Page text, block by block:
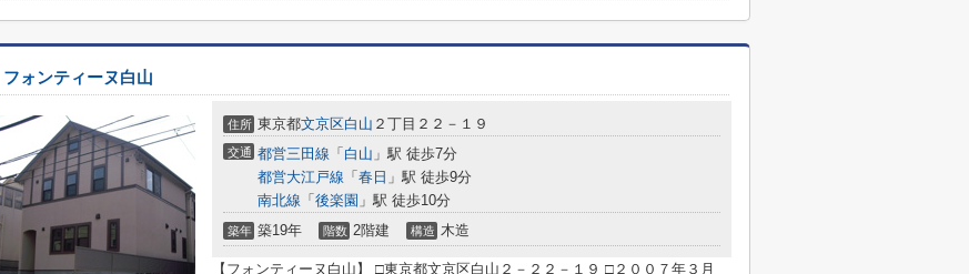
フォンティーヌ白山
住所 東京都文京区白山 ２丁目２２－１９
交通 都営三田線 「 白山 」駅 徒歩7分
都営大江戸線 「 春日 」駅 徒歩9分
南北線 「 後楽園 」駅 徒歩10分
築年 築19年 階数 2階建 構造 木造
【フォンティーヌ白山】 □東京都文京区白山２－２２－１９ □２００７年３月